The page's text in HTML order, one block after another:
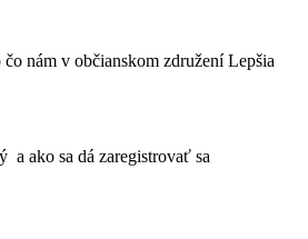
čo nám v občianskom združení Lepšia
a ako sa dá zaregistrovať sa